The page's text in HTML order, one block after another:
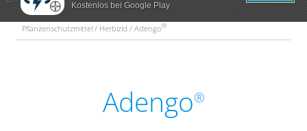
Kostenlos bei Google Play
Pflanzenschutzmittel / Herbizid / Adengo®
Adengo®